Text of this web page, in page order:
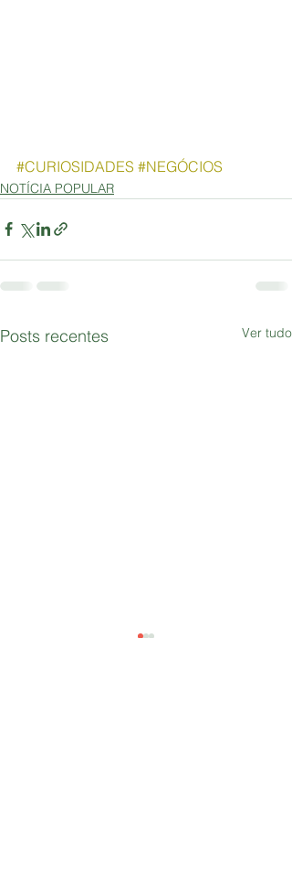
#CURIOSIDADES #NEGÓCIOS
NOTÍCIA POPULAR
Posts recentes Ver tudo